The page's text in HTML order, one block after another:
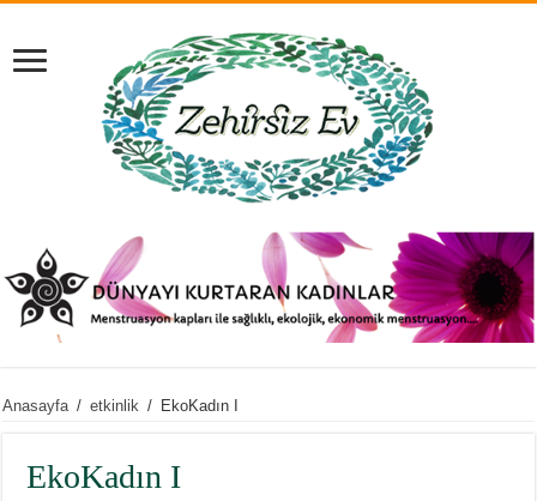
Anasayfa / etkinlik / EkoKadın I
EkoKadın I